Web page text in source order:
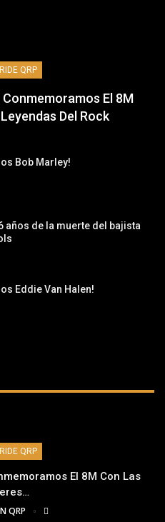
QRP
Conmemoramos El 8M
Del Rock
Bob Marley!
años de la muerte del bajista
Eddie Van Halen!
QRP
El 8M Con Las
QRP